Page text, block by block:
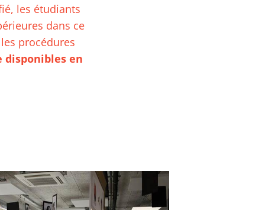
les étudiants
dans ce
procédures
disponibles en